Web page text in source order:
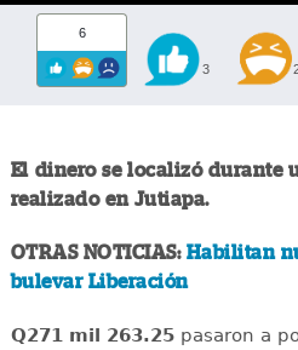
6
3
El dinero se localizó durante
realizado en Jutiapa.
OTRAS NOTICIAS: Habilitan
bulevar Liberación
Q271 mil 263.25pasaron a